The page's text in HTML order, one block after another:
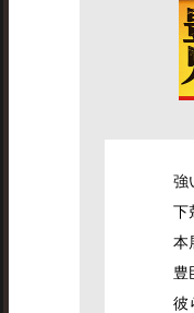
強
下
本
豊
彼